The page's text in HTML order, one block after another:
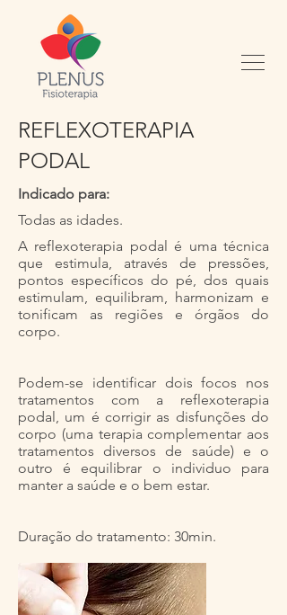
A reflexoterapia podal é uma técnica
que estimula, através de pressões,
pontos específicos do pé, dos quais
estimulam, equilibram, harmonizam e
tonificam as regiões e órgãos do
corpo.
Podem-se identificar dois focos nos
tratamentos com a reflexoterapia
podal, um é corrigir as disfunções do
corpo (uma terapia complementar aos
tratamentos diversos de saúde) e o
outro é equilibrar o individuo para
manter a saúde e o bem estar.
Duração do tratamento: 30min.
Indicado para:
Todas as idades.
REFLEXOTERAPIA
PODAL